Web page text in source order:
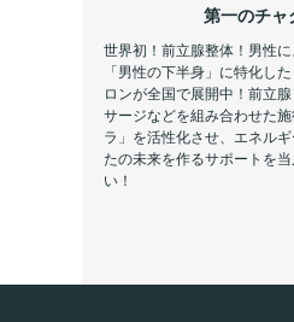
第一のチャ
世界初！前立腺整体！男性
「男性の下半身」に特化し
ロンが全国で展開中！前立
サージなどを組み合わせた
ラ」を活性化させ、エネル
たの未来を作るサポートを
い！